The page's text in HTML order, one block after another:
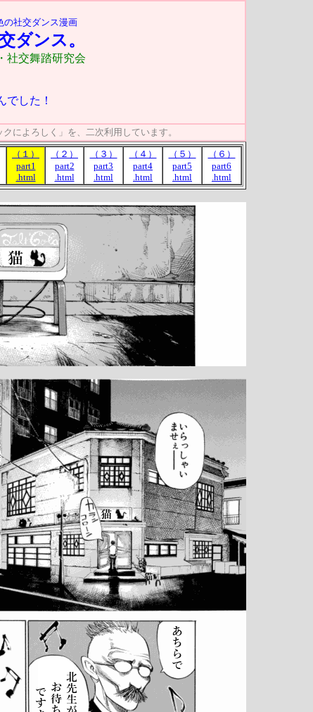
の社交ダンス漫画
ダンス。
社交舞踏研究会
でした！
によろしく」を、二次利用しています。
（１）
part1
.html
（２）
part2
.html
（３）
part3
.html
（４）
part4
.html
（５）
part5
.html
（６）
part6
.html